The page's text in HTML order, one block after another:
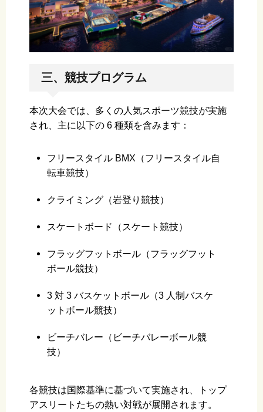
三、競技プログラム
本次大会では、多くの人気スポーツ競技が実施
され、主に以下の 6 種類を含みます：
フリースタイル BMX（フリースタイル自
転車競技）
クライミング（岩登り競技）
スケートボード（スケート競技）
フラッグフットボール（フラッグフット
ボール競技）
3 対 3 バスケットボール（3 人制バスケ
ットボール競技）
ビーチバレー（ビーチバレーボール競
技）
各競技は国際基準に基づいて実施され、トップ
アスリートたちの熱い対戦が展開されます。